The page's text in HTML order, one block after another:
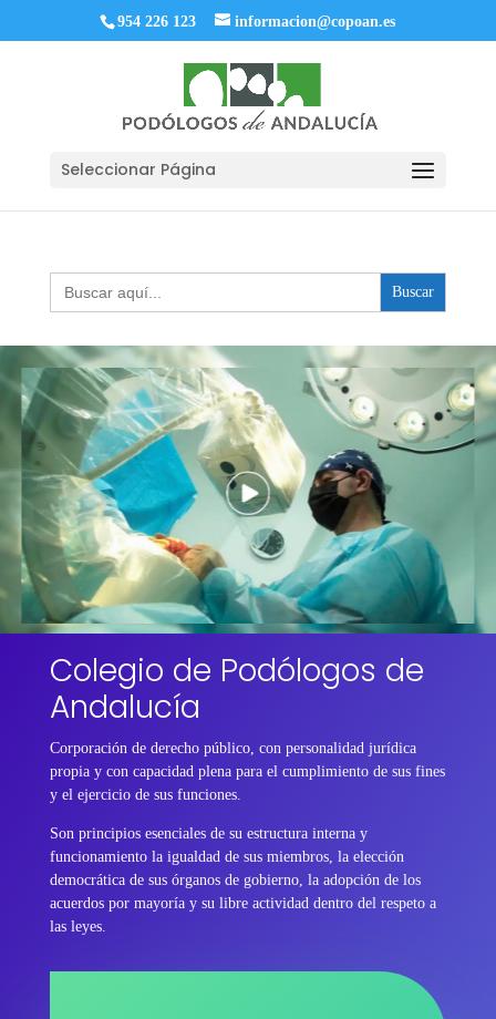
954 226 123 informacion@copoan.es
Seleccionar Página
Buscar:
Colegio de Podólogos de
Andalucía
Corporación de derecho público, con personalidad jurídica
propia y con capacidad plena para el cumplimiento de sus fines
y el ejercicio de sus funciones.
Son principios esenciales de su estructura interna y
funcionamiento la igualdad de sus miembros, la elección
democrática de sus órganos de gobierno, la adopción de los
acuerdos por mayoría y su libre actividad dentro del respeto a
las leyes.